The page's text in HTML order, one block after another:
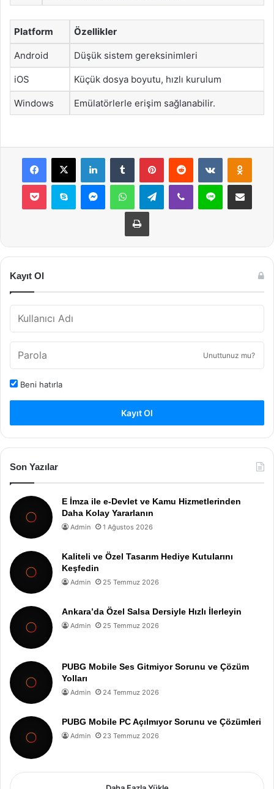
Platform Özellikler
Android Düşük sistem gereksinimleri
iOS Küçük dosya boyutu, hızlı kurulum
Windows Emülatörlerle erişim sağlanabilir.
Facebook
X LinkedInTumblr PinterestReddit VKontakte
Pocket Skype MessengerWhatsAppTelegramViber Line E-Posta ile
Yazdır
Kayıt Ol
Unuttunuz mu?
Beni hatırla
Kayıt Ol
Son Yazılar
E İmza ile e-Devlet ve Kamu Hizmetlerinden
Daha Kolay Yararlanın
Admin 1 Ağustos 2026
Kaliteli ve Özel Tasarım Hediye Kutularını
Keşfedin
Admin 25 Temmuz 2026
Ankara’da Özel Salsa Dersiyle Hızlı İlerleyin
Admin 25 Temmuz 2026
PUBG Mobile Ses Gitmiyor Sorunu ve Çözüm
Yolları
Admin 24 Temmuz 2026
PUBG Mobile PC Açılmıyor Sorunu ve Çözümleri
Admin 23 Temmuz 2026